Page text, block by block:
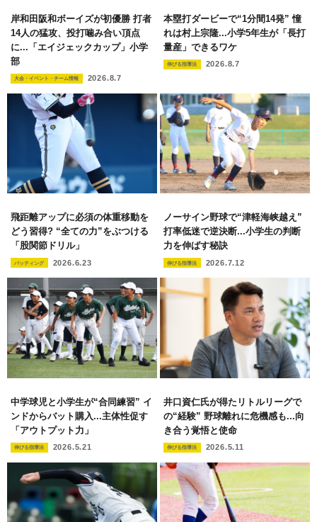
岸和田阪和ボーイズが初優勝 打者
14人の猛攻、投打噛み合い頂点
に...「エイジェックカップ」小学
部
大会・イベント・チーム情報 2026.8.7
本塁打ダービーで“1分間14発” 憧
れは村上宗隆...小学5年生が「長打
量産」できるワケ
伸びる指導法 2026.8.7
飛距離アップに必須の体重移動を
どう習得? “全ての力”をぶつける
「股関節ドリル」
バッティング 2026.6.23
ノーサイン野球で“津軽海峡越え”
打率低迷で逆決断...小学生の判断
力を伸ばす秘訣
伸びる指導法 2026.7.12
中学球児と小学生が“合同練習” イ
ンドからバット購入...主体性促す
「アウトプット力」
伸びる指導法 2026.5.21
井口資仁氏が得たリトルリーグで
の“経験” 野球離れに危機感も...向
き合う覚悟と使命
伸びる指導法 2026.5.11